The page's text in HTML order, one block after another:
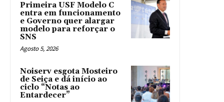
Primeira USF Modelo C
entra em funcionamento
e Governo quer alargar
modelo para reforçar o
SNS
Agosto 5, 2026
Noiserv esgota Mosteiro
de Seiça e dá início ao
ciclo “Notas ao
Entardecer”